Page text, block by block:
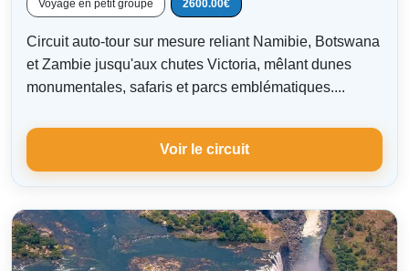
Voyage en petit groupe 2600.00€
Circuit auto-tour sur mesure reliant Namibie, Botswana
et Zambie jusqu'aux chutes Victoria, mêlant dunes
monumentales, safaris et parcs emblématiques....
Voir le circuit